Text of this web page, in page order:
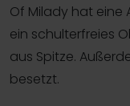
Of Milady hat eine
ein schulterfreies
aus Spitze.
besetzt.